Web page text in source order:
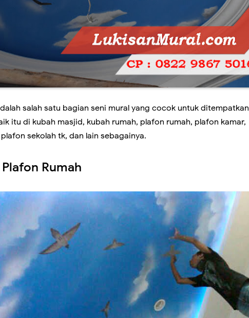
salah satu bagian seni mural yang cocok untuk ditempatkan
itu di kubah masjid, kubah rumah, plafon rumah, plafon kamar,
sekolah tk, dan lain sebagainya.
Rumah